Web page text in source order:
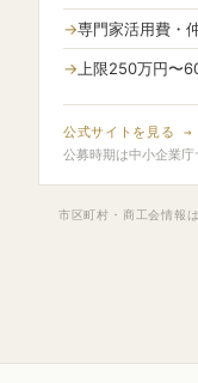
専門家活用費・
上限250万円〜
公式サイトを見る →
公募時期は中小企業
市区町村・商工会情報